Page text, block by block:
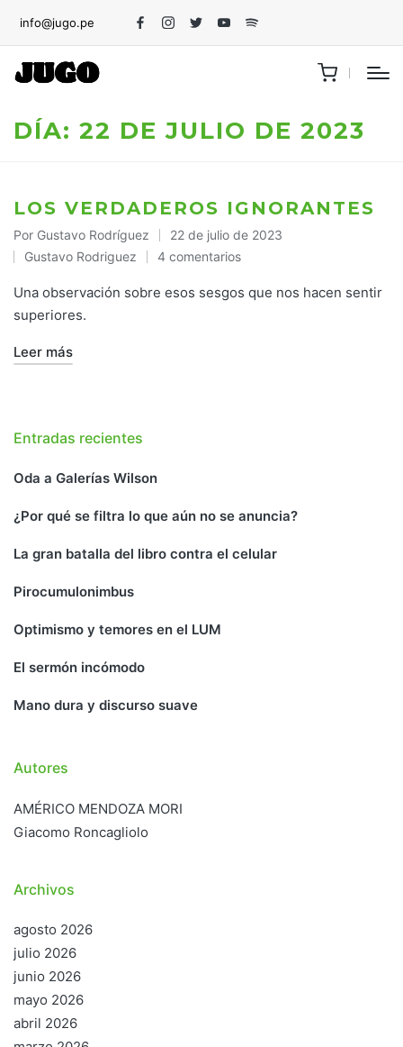
info@jugo.pe
FacebookInstagram
TwitterYoutubeSpotify
DÍA: 22 DE JULIO DE 2023
LOS VERDADEROS IGNORANTES
Publicado
por
Por Gustavo Rodríguez 22 de julio de 2023
Publicado
en
Gustavo Rodriguez 4 comentarios
Una observación sobre esos sesgos que nos hacen sentir
superiores.
Leer más
Entradas recientes
Oda a Galerías Wilson
¿Por qué se filtra lo que aún no se anuncia?
La gran batalla del libro contra el celular
Pirocumulonimbus
Optimismo y temores en el LUM
El sermón incómodo
Mano dura y discurso suave
Autores
AMÉRICO MENDOZA MORI
Giacomo Roncagliolo
Archivos
agosto 2026
julio 2026
junio 2026
mayo 2026
abril 2026